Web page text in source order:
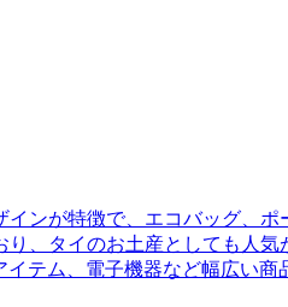
ンが特徴で、エコバッグ、
、タイのお土産としても人
テム、電子機器など幅広い商